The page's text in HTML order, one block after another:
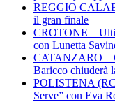
REGGIO
il gran finale
CROTONE –
con Lunetta
CATANZARO –
Baricco chiuderà
POLISTENA
Serve” con Eva